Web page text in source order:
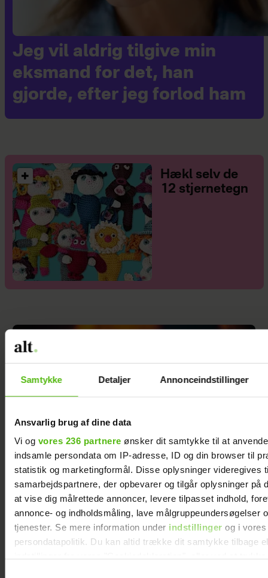
Samtykke Detaljer Annonceindstillinger
Ansvarlig brug af dine data
Vi og vores 236 partnere ønsker dit samtykke til at
indsamle persondata om IP-adresse, ID og din browser til
statistik og marketingformål. Disse oplysninger videregives
samarbejdspartnere, der opbevarer og tilgår oplysninger på
at vise dig målrettede annoncer, levere tilpasset indhold,
annonce- og indholdsmåling, lave målgruppeundersøgelser
tjenester. Se mere information under indstillinger og i vores
persondatapolitik. Du kan altid trække dit samtykke tilbage
Jeg vil aldrig tilgive min
eksmand for det, han
gjorde, efter jeg forlod ham
Hækl selv de
12 stjernetegn
Birthe Kjær overraskede publikum på scenen